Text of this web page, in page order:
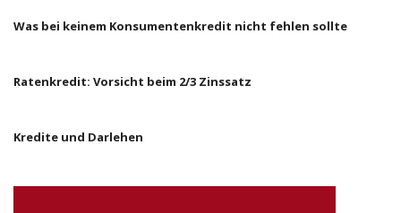
Was bei keinem Konsumentenkredit nicht fehlen sollte
Ratenkredit: Vorsicht beim 2/3 Zinssatz
Kredite und Darlehen